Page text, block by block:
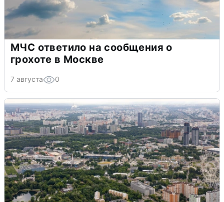
МЧС ответило на сообщения о
грохоте в Москве
7 августа 0